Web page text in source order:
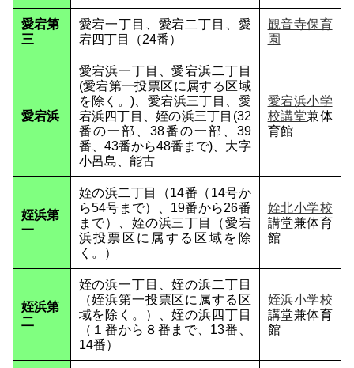
愛宕第
三
愛宕一丁目、愛宕二丁目、愛
宕四丁目（24番）
観音寺保育
園
愛宕浜
愛宕浜一丁目、愛宕浜二丁目
(愛宕第一投票区に属する区域
を除く。)、愛宕浜三丁目、愛
宕浜四丁目、姪の浜三丁目(32
番の一部、38番の一部、39
番、43番から48番まで)、大字
小呂島、能古
愛宕浜小学
校講堂兼体
育館
姪浜第
一
姪の浜二丁目（14番（14号か
ら54号まで）、19番から26番
まで）、姪の浜三丁目（愛宕
浜投票区に属する区域を除
く。）
姪北小学校
講堂兼体育
館
姪浜第
二
姪の浜一丁目、姪の浜二丁目
（姪浜第一投票区に属する区
域を除く。）、姪の浜四丁目
（１番から８番まで、13番、
14番）
姪浜小学校
講堂兼体育
館